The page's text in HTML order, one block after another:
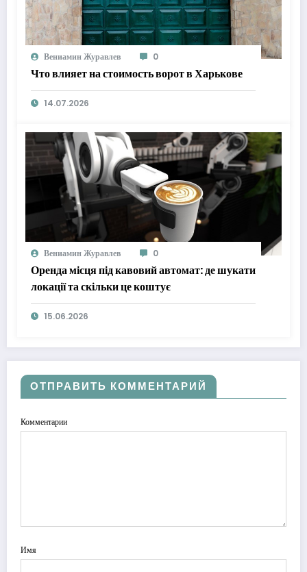
Вениамин Журавлев 0
Что влияет на стоимость ворот в Харькове
14.07.2026
Вениамин Журавлев 0
Оренда місця під кавовий автомат: де шукати
локації та скільки це коштує
15.06.2026
ОТПРАВИТЬ КОММЕНТАРИЙ
Комментарии
Имя